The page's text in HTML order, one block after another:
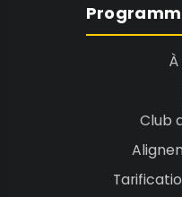
Club